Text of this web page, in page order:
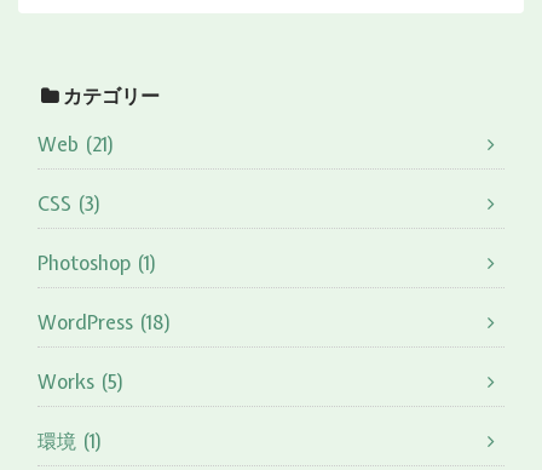
カテゴリー
Web (21)
CSS (3)
Photoshop (1)
WordPress (18)
Works (5)
環境 (1)